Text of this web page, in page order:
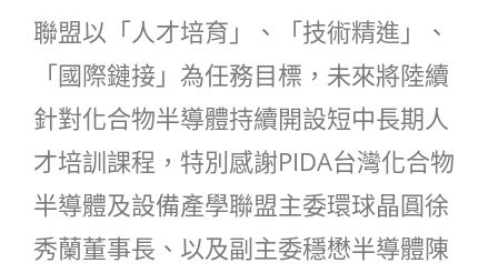
聯盟以「人才培育」、「技術精進」、
「國際鏈接」為任務目標，未來將陸續
針對化合物半導體持續開設短中長期人
才培訓課程，特別感謝PIDA台灣化合物
半導體及設備產學聯盟主委環球晶圓徐
秀蘭董事長、以及副主委穩懋半導體陳